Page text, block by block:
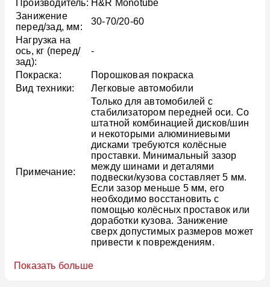
Производитель: H&R Monotube
Занижение
перед/зад, мм:
30-70/20-60
Нагрузка на
ось, кг (перед/
зад):
-
Покраска:
Порошковая покраска
Вид техники:
Легковые автомобили
Примечание:
Только для автомобилей с
стабилизатором передней оси. Со
штатной комбинацией дисков/шин
и некоторыми алюминиевыми
дисками требуются колёсные
проставки. Минимальный зазор
между шинами и деталями
подвески/кузова составляет 5 мм.
Если зазор меньше 5 мм, его
необходимо восстановить с
помощью колёсных проставок или
доработки кузова. Занижение
сверх допустимых размеров может
привести к повреждениям.
Показать больше